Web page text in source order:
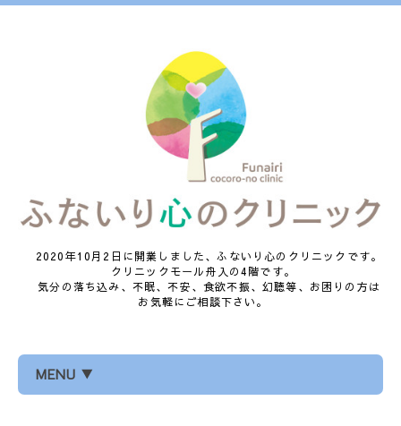
2020年10月2日に開業しました、ふないり心のクリニックです。
クリニックモール舟入の4階です。
気分の落ち込み、不眠、不安、食欲不振、幻聴等、お困りの方は
お気軽にご相談下さい。
MENU ▼